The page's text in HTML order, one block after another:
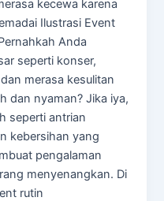
kecewa karena
Ilustrasi Event
Anda
seperti konser,
merasa kesulitan
dan nyaman? Jika iya,
seperti antrian
kebersihan yang
pengalaman
menyenangkan. Di
rutin